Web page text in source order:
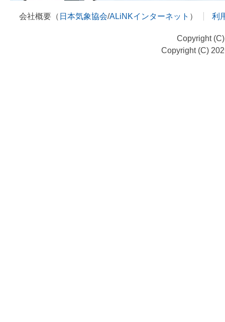
会社概要（ 日本気象協会/ALiNKインターネット ） 利
Copyright
Copyright (C)